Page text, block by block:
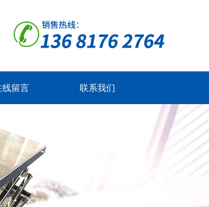
线留言 联系我们